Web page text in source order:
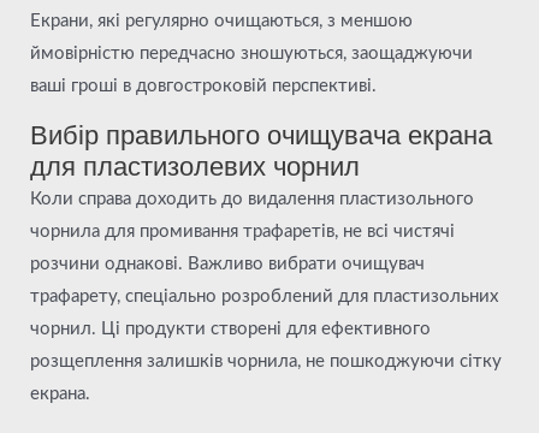
Екрани, які регулярно очищаються, з меншою
ймовірністю передчасно зношуються, заощаджуючи
ваші гроші в довгостроковій перспективі.
Вибір правильного очищувача екрана
для пластизолевих чорнил
Коли справа доходить до видалення пластизольного
чорнила для промивання трафаретів, не всі чистячі
розчини однакові. Важливо вибрати очищувач
трафарету, спеціально розроблений для пластизольних
чорнил. Ці продукти створені для ефективного
розщеплення залишків чорнила, не пошкоджуючи сітку
екрана.